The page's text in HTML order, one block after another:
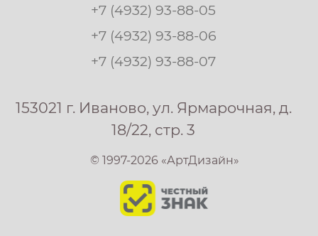
+7 (4932) 93-88-05
+7 (4932) 93-88-06
+7 (4932) 93-88-07
153021 г. Иваново, ул. Ярмарочная, д.
18/22, стр. 3
© 1997-2026 «АртДизайн»